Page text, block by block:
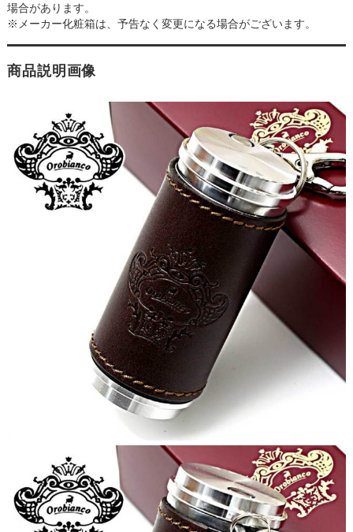
場合があります。
※メーカー化粧箱は、予告なく変更になる場合がございます。
商品説明画像